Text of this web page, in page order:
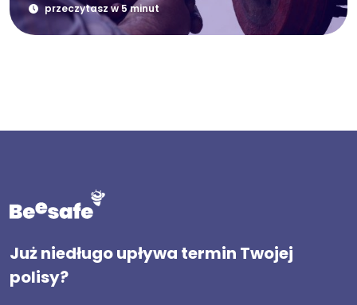
przeczytasz w 5 minut
Już niedługo upływa termin Twojej
polisy?